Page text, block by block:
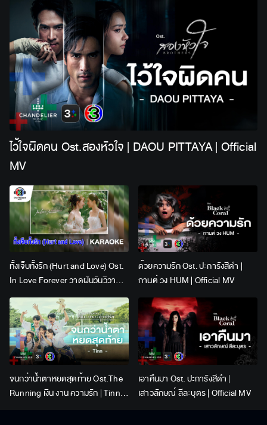
ไว้ใจผิดคน Ost.สองหัวใจ | DAOU PITTAYA | Official
MV
ทั้งเจ็บทั้งรัก (Hurt and Love) Ost.
In Love Forever วาดฝันวันวิวาห์ |
Lingling Kwong x Orm
Kornnaphat | Official Karaoke
ด้วยความรัก Ost. ปะการังสีดำ |
กานต์ วง HUM | Official MV
จนกว่าน้ำตาหยดสุดท้าย Ost.The
Running เงิน งาน ความรัก | Tinn |
เอาคืนมา Ost. ปะการังสีดำ |
เสาวลักษณ์ ลีละบุตร | Official MV